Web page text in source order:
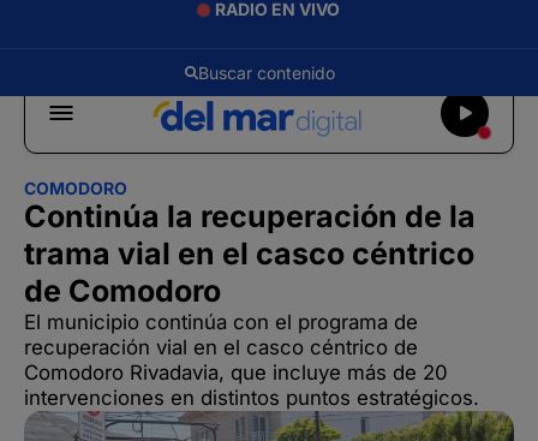
RADIO EN VIVO
COMODORO
Continúa la recuperación de la
trama vial en el casco céntrico
de Comodoro
El municipio continúa con el programa de
recuperación vial en el casco céntrico de
Comodoro Rivadavia, que incluye más de 20
intervenciones en distintos puntos estratégicos.